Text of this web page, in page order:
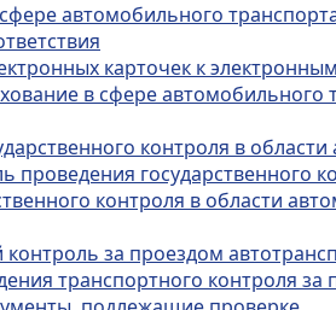
автомобильного
карточек к
в сфере автомобильного
контроля в
проведения государственного
контроля в области
за проездом
транспортного контроля